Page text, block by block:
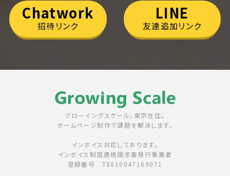
Chatwork
招待リンク
LINE
友達追加リンク
グローイングスケール。東京在住。
ホームページ制作で課題を解決します。
インボイス対応しております。
インボイス制度適格請求書発行事業者
登録番号 T8810047169071